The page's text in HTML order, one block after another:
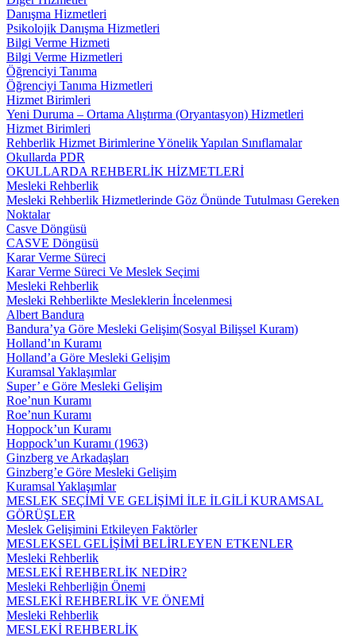
Danışma Hizmetleri
Psikolojik Danışma Hizmetleri
Bilgi Verme Hizmeti
Bilgi Verme Hizmetleri
Öğrenciyi Tanıma
Öğrenciyi Tanıma Hizmetleri
Hizmet Birimleri
Yeni Duruma – Ortama Alıştırma (Oryantasyon) Hizmetleri
Hizmet Birimleri
Rehberlik Hizmet Birimlerine Yönelik Yapılan Sınıflamalar
Okullarda PDR
OKULLARDA REHBERLİK HİZMETLERİ
Mesleki Rehberlik
Mesleki Rehberlik Hizmetlerinde Göz Önünde Tutulması Gereken
Noktalar
Casve Döngüsü
CASVE Döngüsü
Karar Verme Süreci
Karar Verme Süreci Ve Meslek Seçimi
Mesleki Rehberlik
Mesleki Rehberlikte Mesleklerin İncelenmesi
Albert Bandura
Bandura’ya Göre Mesleki Gelişim(Sosyal Bilişsel Kuram)
Holland’ın Kuramı
Holland’a Göre Mesleki Gelişim
Kuramsal Yaklaşımlar
Super’ e Göre Mesleki Gelişim
Roe’nun Kuramı
Roe’nun Kuramı
Hoppock’un Kuramı
Hoppock’un Kuramı (1963)
Ginzberg ve Arkadaşları
Ginzberg’e Göre Mesleki Gelişim
Kuramsal Yaklaşımlar
MESLEK SEÇİMİ VE GELİŞİMİ İLE İLGİLİ KURAMSAL
GÖRÜŞLER
Meslek Gelişimini Etkileyen Faktörler
MESLEKSEL GELİŞİMİ BELİRLEYEN ETKENLER
Mesleki Rehberlik
MESLEKİ REHBERLİK NEDİR?
Mesleki Rehberliğin Önemi
MESLEKİ REHBERLİK VE ÖNEMİ
Mesleki Rehberlik
MESLEKİ REHBERLİK